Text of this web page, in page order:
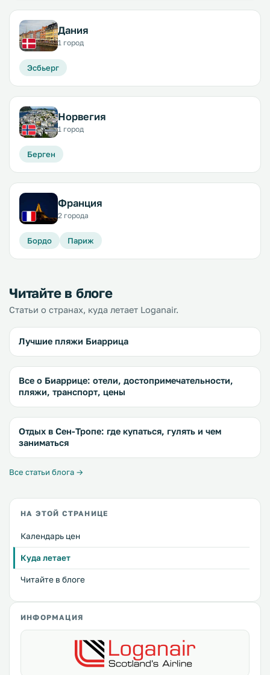
Дания
1 город
Эсбьерг
Норвегия
1 город
Берген
Франция
2 города
Бордо Париж
Читайте в блоге
Статьи о странах, куда летает Loganair.
Лучшие пляжи Биаррица
Все о Биаррице: отели, достопримечательности,
пляжи, транспорт, цены
Отдых в Сен-Тропе: где купаться, гулять и чем
заниматься
Все статьи блога →
НА ЭТОЙ СТРАНИЦЕ
Календарь цен
Куда летает
Читайте в блоге
ИНФОРМАЦИЯ